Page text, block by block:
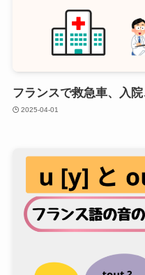
フランスで救急車、入
2025-04-01